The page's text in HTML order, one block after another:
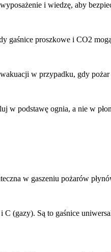
i wiedzę, aby
gaśnice proszkowe i CO2
w przypadku, gdy
podstawę ognia, a nie w
w gaszeniu pożarów
(gazy). Są to gaśnice